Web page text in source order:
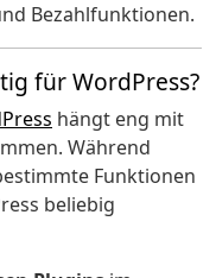
Bezahlfunktionen.
für WordPress?
hängt eng mit
Während
Funktionen
beliebig